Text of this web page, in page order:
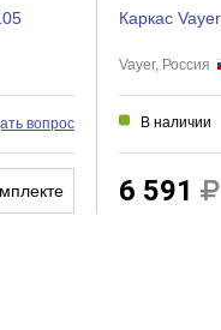
вопрос
Каркас
Vayer, Россия
В наличии
6 591